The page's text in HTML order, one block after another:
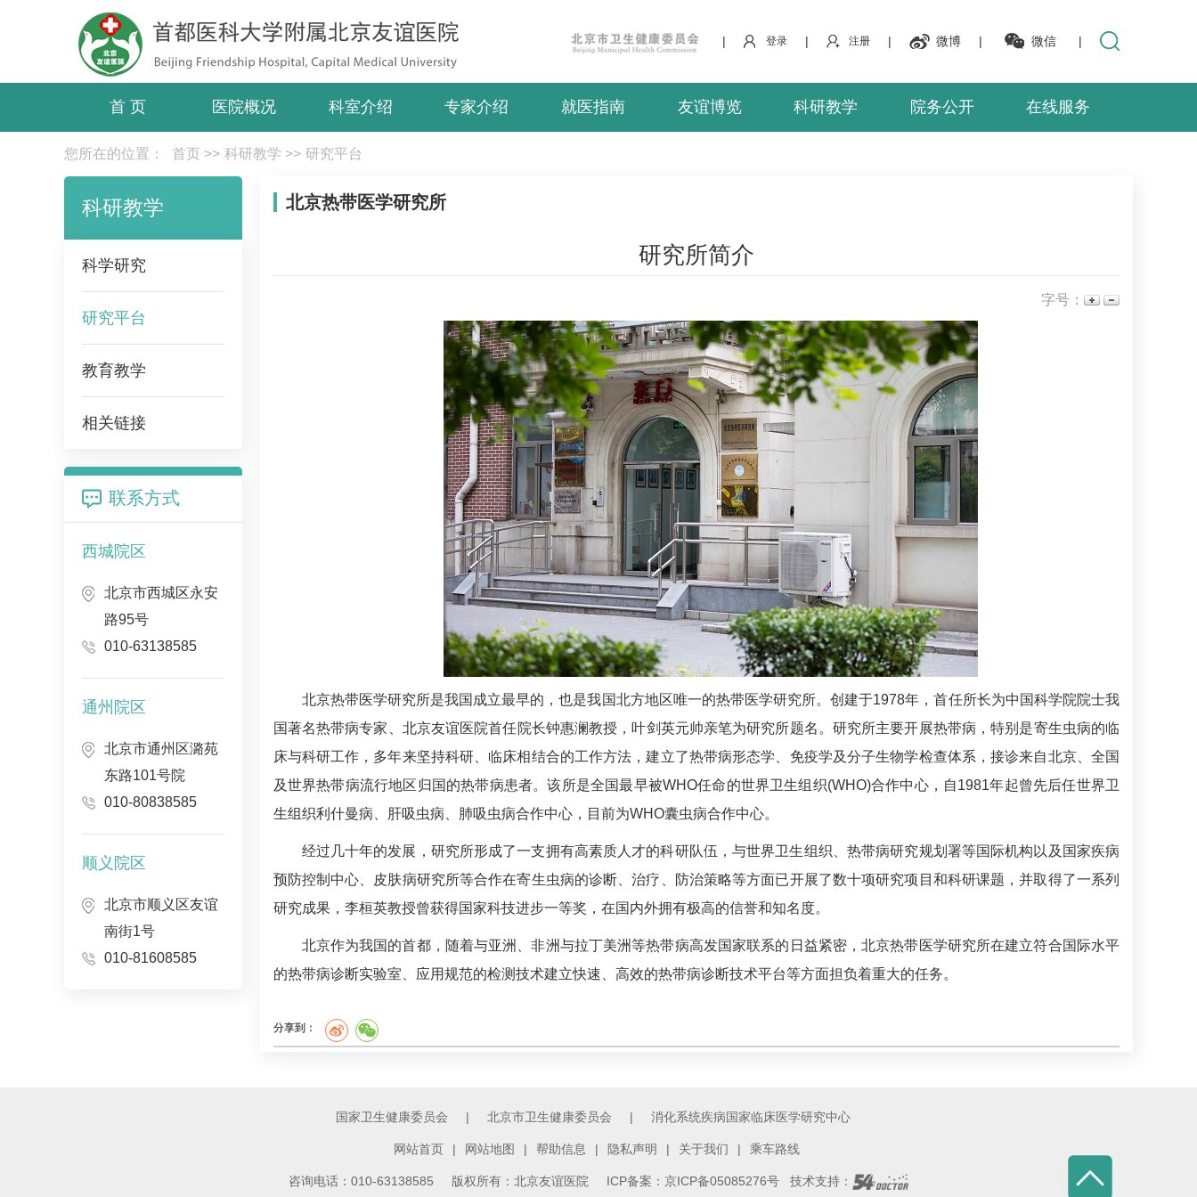
| 登录 | 注册 | 微博 | 微信 |
首 页 医院概况 科室介绍 专家介绍 就医指南 友谊博览 科研教学 院务公开 在线服务
您所在的位置： 首页 >> 科研教学 >> 研究平台
科研教学
科学研究
研究平台
教育教学
相关链接
联系方式
西城院区
北京市西城区永安
路95号
010-63138585
通州院区
北京市通州区潞苑
东路101号院
010-80838585
顺义院区
北京市顺义区友谊
南街1号
010-81608585
北京热带医学研究所
研究所简介
字号：
北京热带医学研究所是我国成立最早的，也是我国北方地区唯一的热带医学研究所。创建于1978年，首任所长为中国科学院院士我
国著名热带病专家、北京友谊医院首任院长钟惠澜教授，叶剑英元帅亲笔为研究所题名。研究所主要开展热带病 ，特别是寄生虫病的临
床与科研工作，多年来坚持科研、临床相结合的工作方法，建立了热带病形态学、免疫学及分子生物学检查体系，接诊来自北京、全国
及世界热带病流行地区归国的热带病患者。该所是全国最早被WHO任命的世界卫生组织(WHO)合作中心，自1981年起曾先后任世界卫
生组织利什曼病、肝吸虫病、
肺吸虫病合作中心，目前为WHO囊虫病合作中心。
经过几十年的发展，研究所形成了一支拥有高素质人才的科研队伍，与世界卫生组织、 热带病研究规划署等国际机构以及国家疾病
预防控制中心、皮肤病研究所等合作在寄生虫病的诊断、治疗、防治策略等方面已开展了数十项研究项目和科研课题，并取得了一系列
研究成果，李桓英教授曾获得国家科技进步一等奖，在国内外拥有极高的信誉和知名度。
北京作为我国的首都，随着与亚洲、非洲与拉丁美洲等热带病高发国家联系的日益紧密，北京热带医学研究所在建立符合国际水平
的热带病诊断实验室、应用规范的检测技术建立快速、高效的热带病诊断技术平台等方面担负着重大的任务。
分享到：
国家卫生健康委员会 | 北京市卫生健康委员会 | 消化系统疾病国家临床医学研究中心
网站首页 | 网站地图 | 帮助信息 | 隐私声明 | 关于我们 | 乘车路线
咨询电话：010-63138585 版权所有：北京友谊医院 ICP备案：京ICP备05085276号 技术支持：